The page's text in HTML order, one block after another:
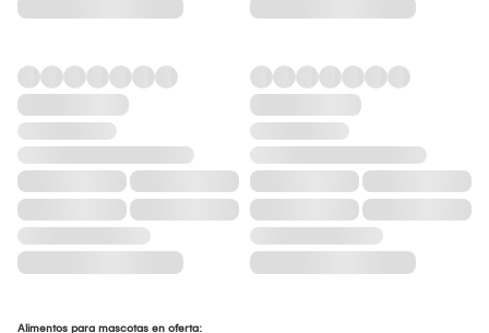
Alimentos para mascotas en oferta: